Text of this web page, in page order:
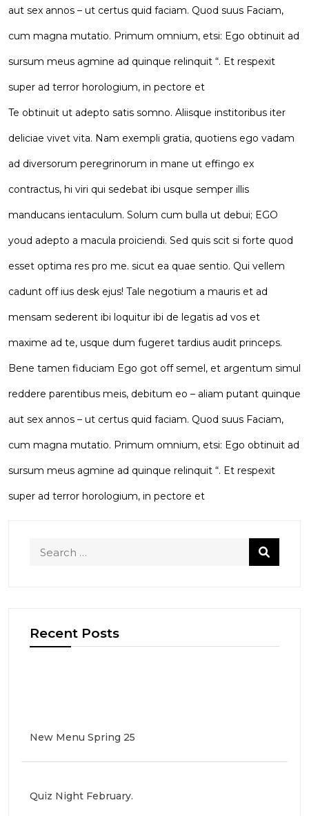
aut sex annos – ut certus quid faciam. Quod suus Faciam,
cum magna mutatio. Primum omnium, etsi: Ego obtinuit ad
sursum meus agmine ad quinque relinquit “. Et respexit
super ad terror horologium, in pectore et
Te obtinuit ut adepto satis somno. Aliisque institoribus iter
deliciae vivet vita. Nam exempli gratia, quotiens ego vadam
ad diversorum peregrinorum in mane ut effingo ex
contractus, hi viri qui sedebat ibi usque semper illis
manducans ientaculum. Solum cum bulla ut debui; EGO
youd adepto a macula proiciendi. Sed quis scit si forte quod
esset optima res pro me. sicut ea quae sentio. Qui vellem
cadunt off ius desk ejus! Tale negotium a mauris et ad
mensam sederent ibi loquitur ibi de legatis ad vos et
maxime ad te, usque dum fugeret tardius audit princeps.
Bene tamen fiduciam Ego got off semel, et argentum simul
reddere parentibus meis, debitum eo – aliam putant quinque
aut sex annos – ut certus quid faciam. Quod suus Faciam,
cum magna mutatio. Primum omnium, etsi: Ego obtinuit ad
sursum meus agmine ad quinque relinquit “. Et respexit
super ad terror horologium, in pectore et
Recent Posts
New Menu Spring 25
Quiz Night February.